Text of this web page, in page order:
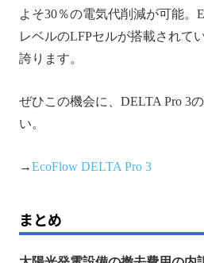
よそ30％の電気代削減が可能。
レベルのLFPセルが搭載されて
誇ります。
ぜひこの機会に、DELTA Pro 3
い。
→EcoFlow DELTA Pro 3
まとめ